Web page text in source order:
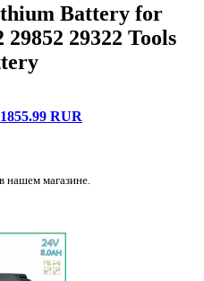
Battery for
29322 Tools
RUR
нашем магазине.